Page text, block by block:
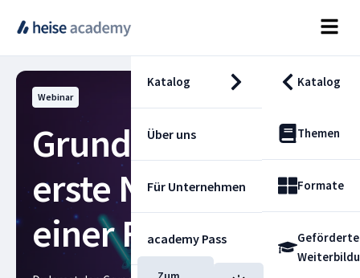
Katalog Katalog
Themen
Formate
Geförderte
Über uns
Für Unternehmen
academy Pass
Webinar
Grundrahmen und
erste Navigation in
einer Flutter-App